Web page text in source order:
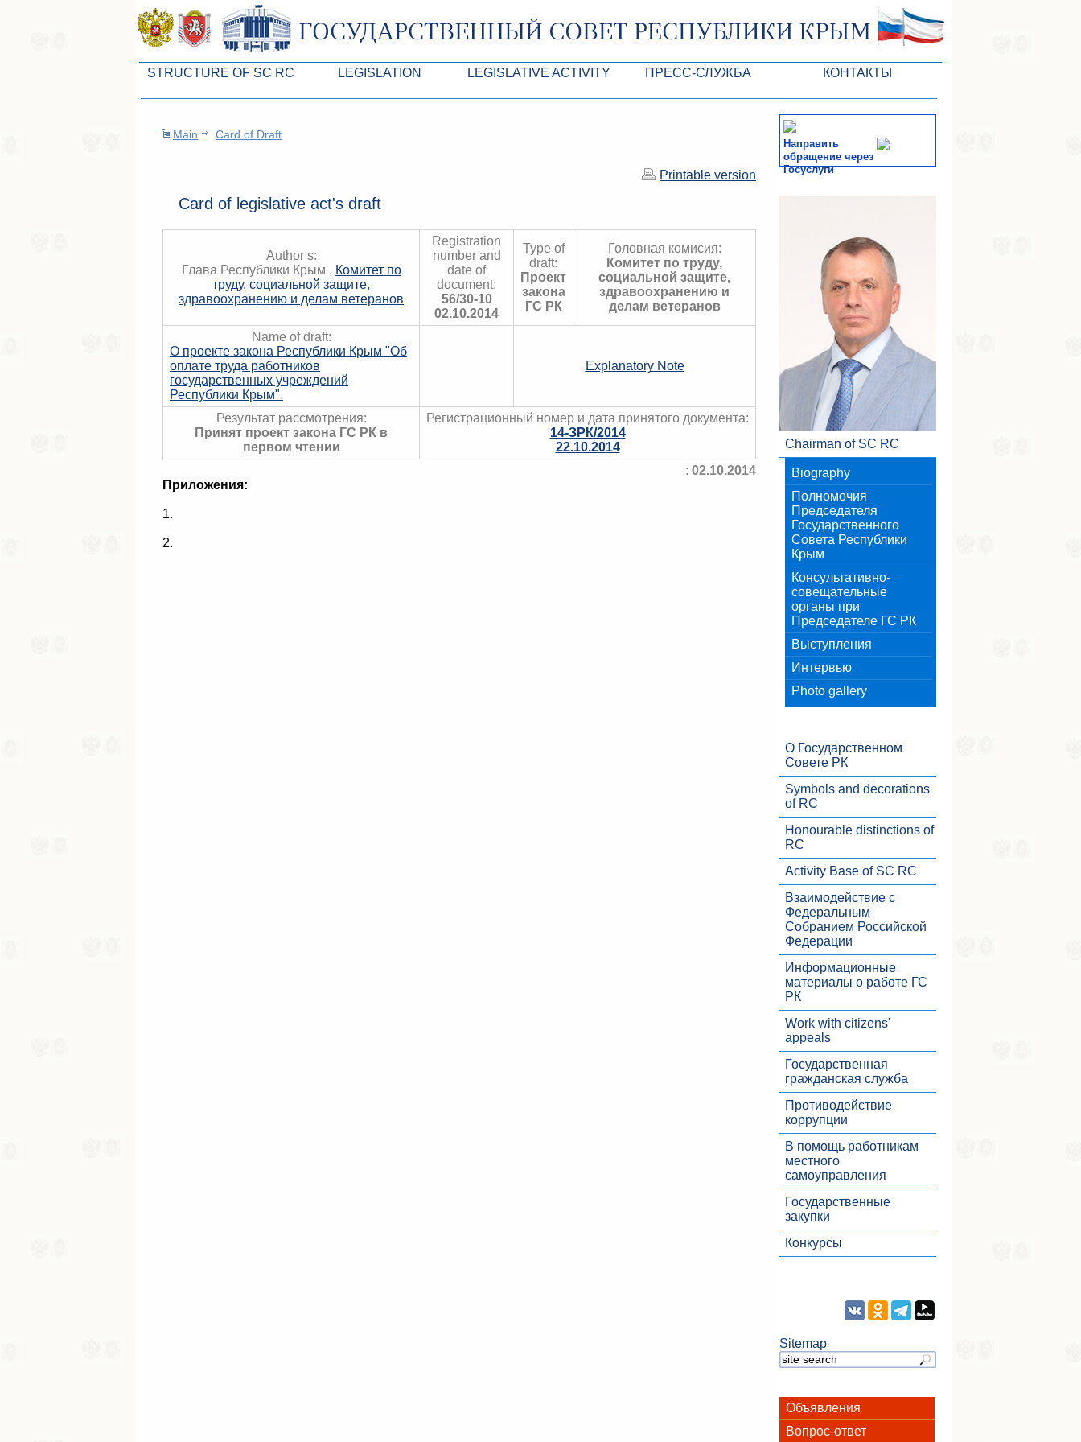
STRUCTURE OF SC RC
Presidium of SC ARC
Permanent commissions of SC ARC
Apparatus of SC of the ARC
Советники Председателя ГС РК
Управление делами ГС РК
Поиск депутата по округу
LEGISLATION
Антикоррупционная экспертиза
Информация
Схема законодательного процесса в РК
Статистика законотворчества
LEGISLATIVE ACTIVITY
Acts of Presidium of SC of the ARC
ПРЕСС-СЛУЖБА
Фотогалерея
КОНТАКТЫ
Main Card of Draft
Printable version
Card of legislative act's draft
Author s:
Глава Республики Крым , Комитет по
труду, социальной защите,
здравоохранению и делам ветеранов
Registration
number and
date of
document:
56/30-10
02.10.2014
Type of
draft:
Проект
закона
ГС РК
Головная комисия:
Комитет по труду,
социальной защите,
здравоохранению и
делам ветеранов
Name of draft:
О проекте закона Республики Крым "Об
оплате труда работников
государственных учреждений
Республики Крым".
Explanatory Note
Результат рассмотрения:
Принят проект закона ГС РК в
первом чтении
Регистрационный номер и дата принятого документа:
14-ЗРК/2014
22.10.2014
: 02.10.2014
Приложения:
1.
2.
Направить
обращение через
Госуслуги
Chairman of SC RC
Biography
Полномочия
Председателя
Государственного
Совета Республики
Крым
Консультативно-
совещательные
органы при
Председателе ГС РК
Выступления
Интервью
Photo gallery
О Государственном
Совете РК
Symbols and decorations
of RC
Honourable distinctions of
RC
Activity Base of SC RC
Взаимодействие с
Федеральным
Собранием Российской
Федерации
Информационные
материалы о работе ГС
РК
Work with citizens'
appeals
Государственная
гражданская служба
Противодействие
коррупции
В помощь работникам
местного
самоуправления
Государственные
закупки
Конкурсы
Sitemap
Объявления
Вопрос-ответ